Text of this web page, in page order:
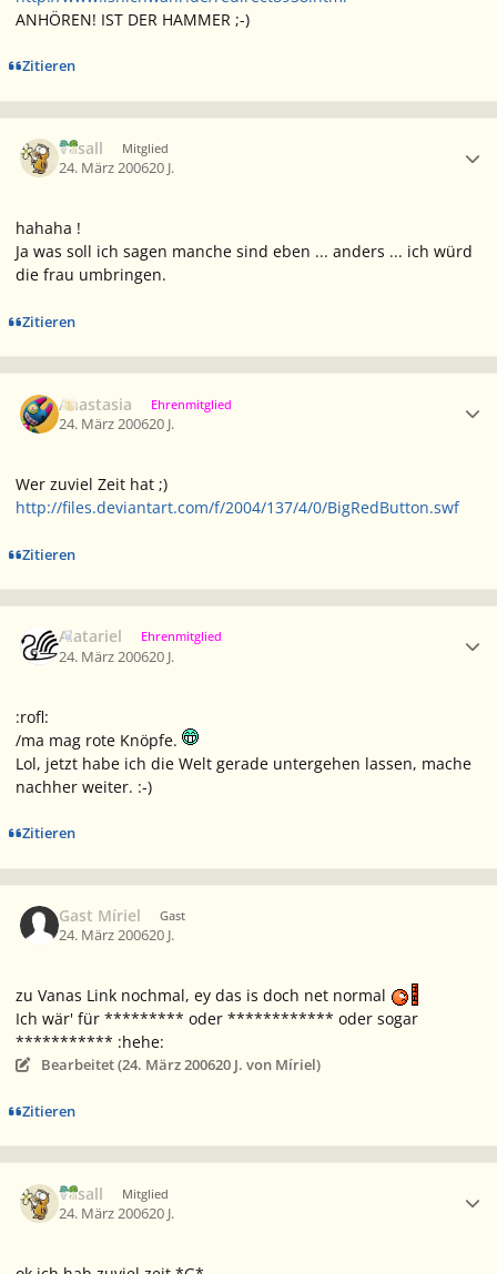
ANHÖREN! IST DER HAMMER ;-)
Zitieren
Vasall Mitglied
24. März 200620 J.
hahaha !
Ja was soll ich sagen manche sind eben ... anders ... ich würd
die frau umbringen.
Zitieren
Anastasia Ehrenmitglied
24. März 200620 J.
Wer zuviel Zeit hat ;)
http://files.deviantart.com/f/2004/137/4/0/BigRedButton.swf
Zitieren
Alatariel Ehrenmitglied
24. März 200620 J.
:rofl:
/ma mag rote Knöpfe.
Lol, jetzt habe ich die Welt gerade untergehen lassen, mache
nachher weiter. :-)
Zitieren
Gast Míriel Gast
24. März 200620 J.
zu Vanas Link nochmal, ey das is doch net normal
Ich wär' für ********* oder ************ oder sogar
*********** :hehe:
Bearbeitet (24. März 200620 J. von Míriel)
Zitieren
Vasall Mitglied
24. März 200620 J.